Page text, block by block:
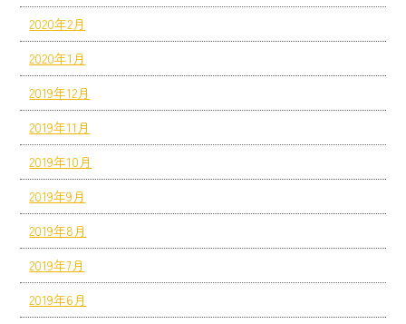
2020年2月
2020年1月
2019年12月
2019年11月
2019年10月
2019年9月
2019年8月
2019年7月
2019年6月